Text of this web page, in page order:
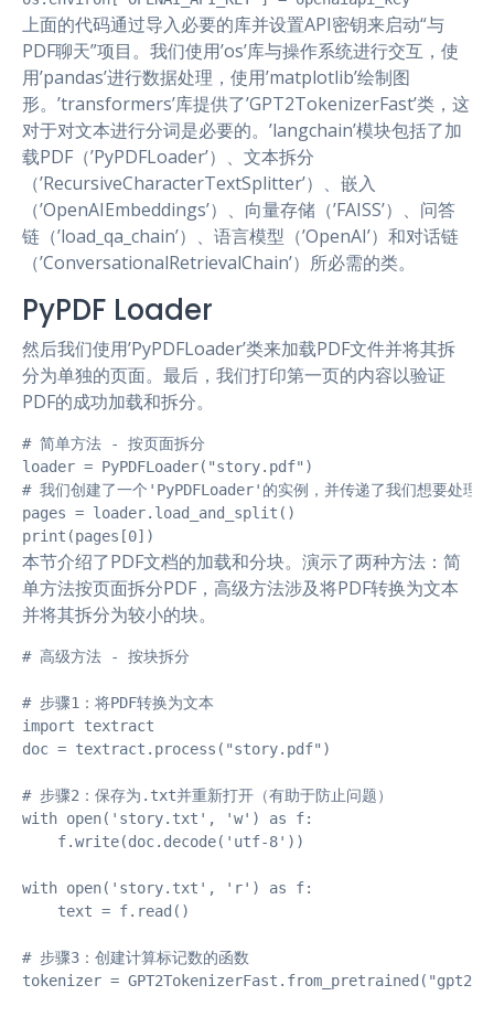
上面的代码通过导入必要的库并设置API密钥来启动“与
PDF聊天”项目。我们使用’os’库与操作系统进行交互，使
用’pandas’进行数据处理，使用’matplotlib’绘制图
形。’transformers’库提供了’GPT2TokenizerFast’类，这
对于对文本进行分词是必要的。’langchain’模块包括了加
载PDF（’PyPDFLoader’）、文本拆分
（’RecursiveCharacterTextSplitter’）、嵌入
（’OpenAIEmbeddings’）、向量存储（’FAISS’）、问答
链（’load_qa_chain’）、语言模型（’OpenAI’）和对话链
（’ConversationalRetrievalChain’）所必需的类。
PyPDF Loader
然后我们使用’PyPDFLoader’类来加载PDF文件并将其拆
分为单独的页面。最后，我们打印第一页的内容以验证
PDF的成功加载和拆分。
# 简单方法 - 按页面拆分
loader = PyPDFLoader("story.pdf")
# 我们创建了一个'PyPDFLoader'的实例，并传递了我们想要处理的
pages = loader.load_and_split()
print(pages[0])
本节介绍了PDF文档的加载和分块。演示了两种方法：简
单方法按页面拆分PDF，高级方法涉及将PDF转换为文本
并将其拆分为较小的块。
# 高级方法 - 按块拆分
# 步骤1：将PDF转换为文本
import textract
doc = textract.process("story.pdf")
# 步骤2：保存为.txt并重新打开（有助于防止问题）
with open('story.txt', 'w') as f:
    f.write(doc.decode('utf-8'))
with open('story.txt', 'r') as f:
    text = f.read()
# 步骤3：创建计算标记数的函数
tokenizer = GPT2TokenizerFast.from_pretrained("gpt2")